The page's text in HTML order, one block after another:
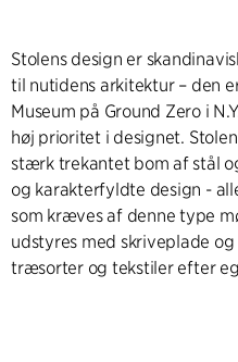
Stolens design er
til nutidens arkitektur – den
Museum på Ground Zero i
høj prioritet i designet.
stærk trekantet bom af stål
og karakterfyldte design -
som kræves af denne type
udstyres med skriveplade
træsorter og tekstiler efter